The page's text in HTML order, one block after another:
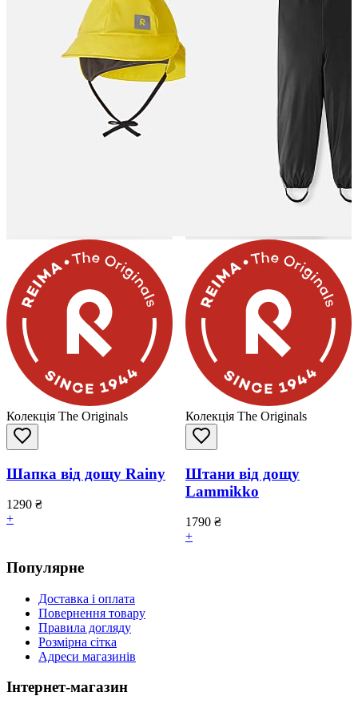
Колекція The Originals
Шапка від дощу Rainy
1290 ₴
+
Колекція The Originals
Штани від дощу
Lammikko
1790 ₴
+
Популярне
Доставка і оплата
Повернення товару
Правила догляду
Розмірна сітка
Адреси магазинів
Інтернет-магазин